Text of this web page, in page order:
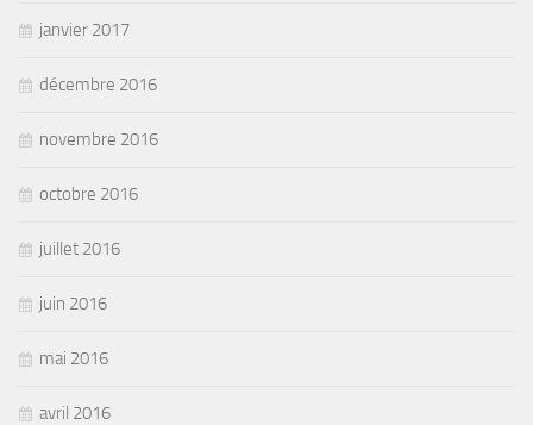
janvier 2017
décembre 2016
novembre 2016
octobre 2016
juillet 2016
juin 2016
mai 2016
avril 2016